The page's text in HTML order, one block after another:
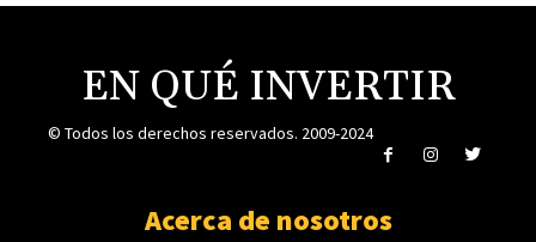
EN QUÉ INVERTIR
© Todos los derechos reservados. 2009-2024
Acerca de nosotros